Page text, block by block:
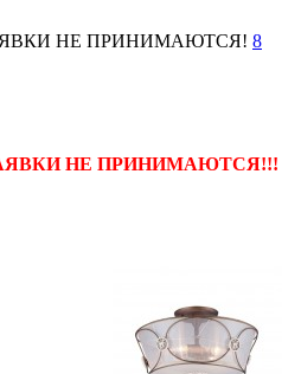
НЕ ПРИНИМАЮТСЯ! 8
НЕ ПРИНИМАЮТСЯ!!!